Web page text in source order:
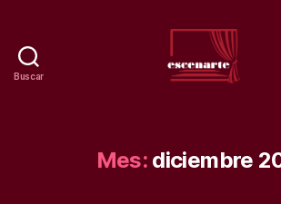
Buscar
de
artes.
Mes: diciembre